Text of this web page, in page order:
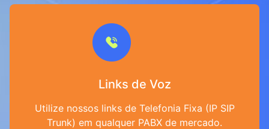
Links de Voz
Utilize nossos links de Telefonia Fixa (IP SIP
Trunk) em qualquer PABX de mercado.